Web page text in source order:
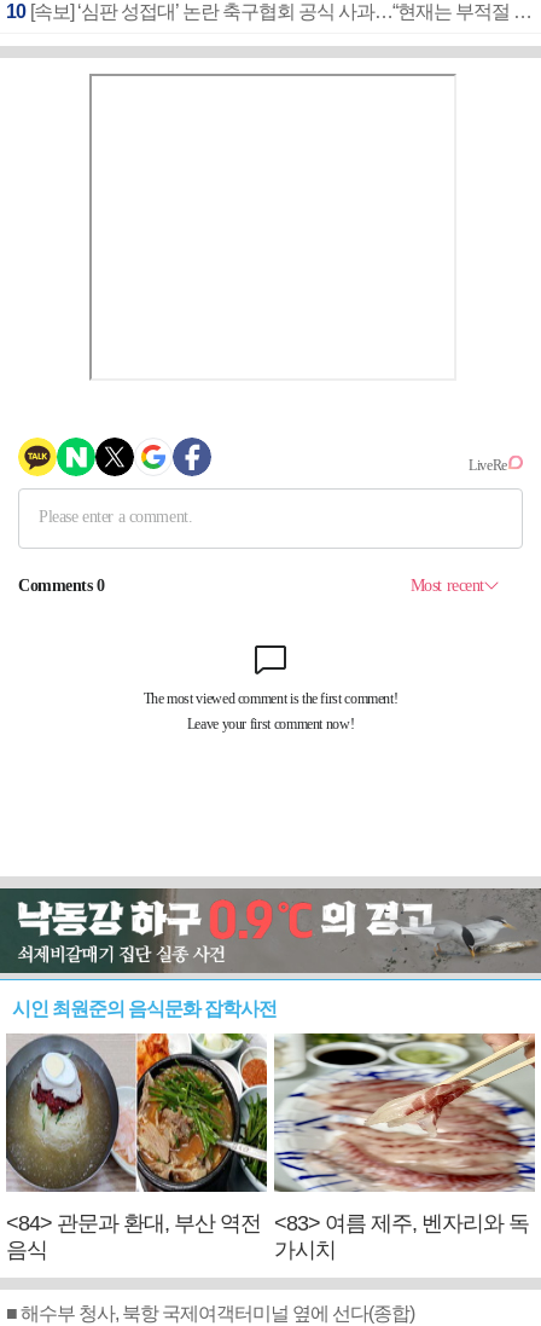
10 [속보] ‘심판 성접대’ 논란 축구협회 공식 사과…“현재는 부적절 행위 없어”
시인 최원준의 음식문화 잡학사전
<84> 관문과 환대, 부산 역전
음식
<83> 여름 제주, 벤자리와 독
가시치
■ 해수부 청사, 북항 국제여객터미널 옆에 선다(종합)